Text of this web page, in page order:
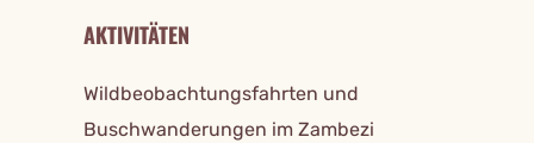
AKTIVITÄTEN
Wildbeobachtungsfahrten und
Buschwanderungen im Zambezi